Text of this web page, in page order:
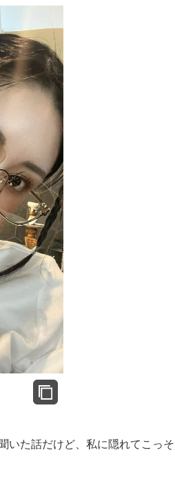
いた話だけど、私に隠れてこっそ